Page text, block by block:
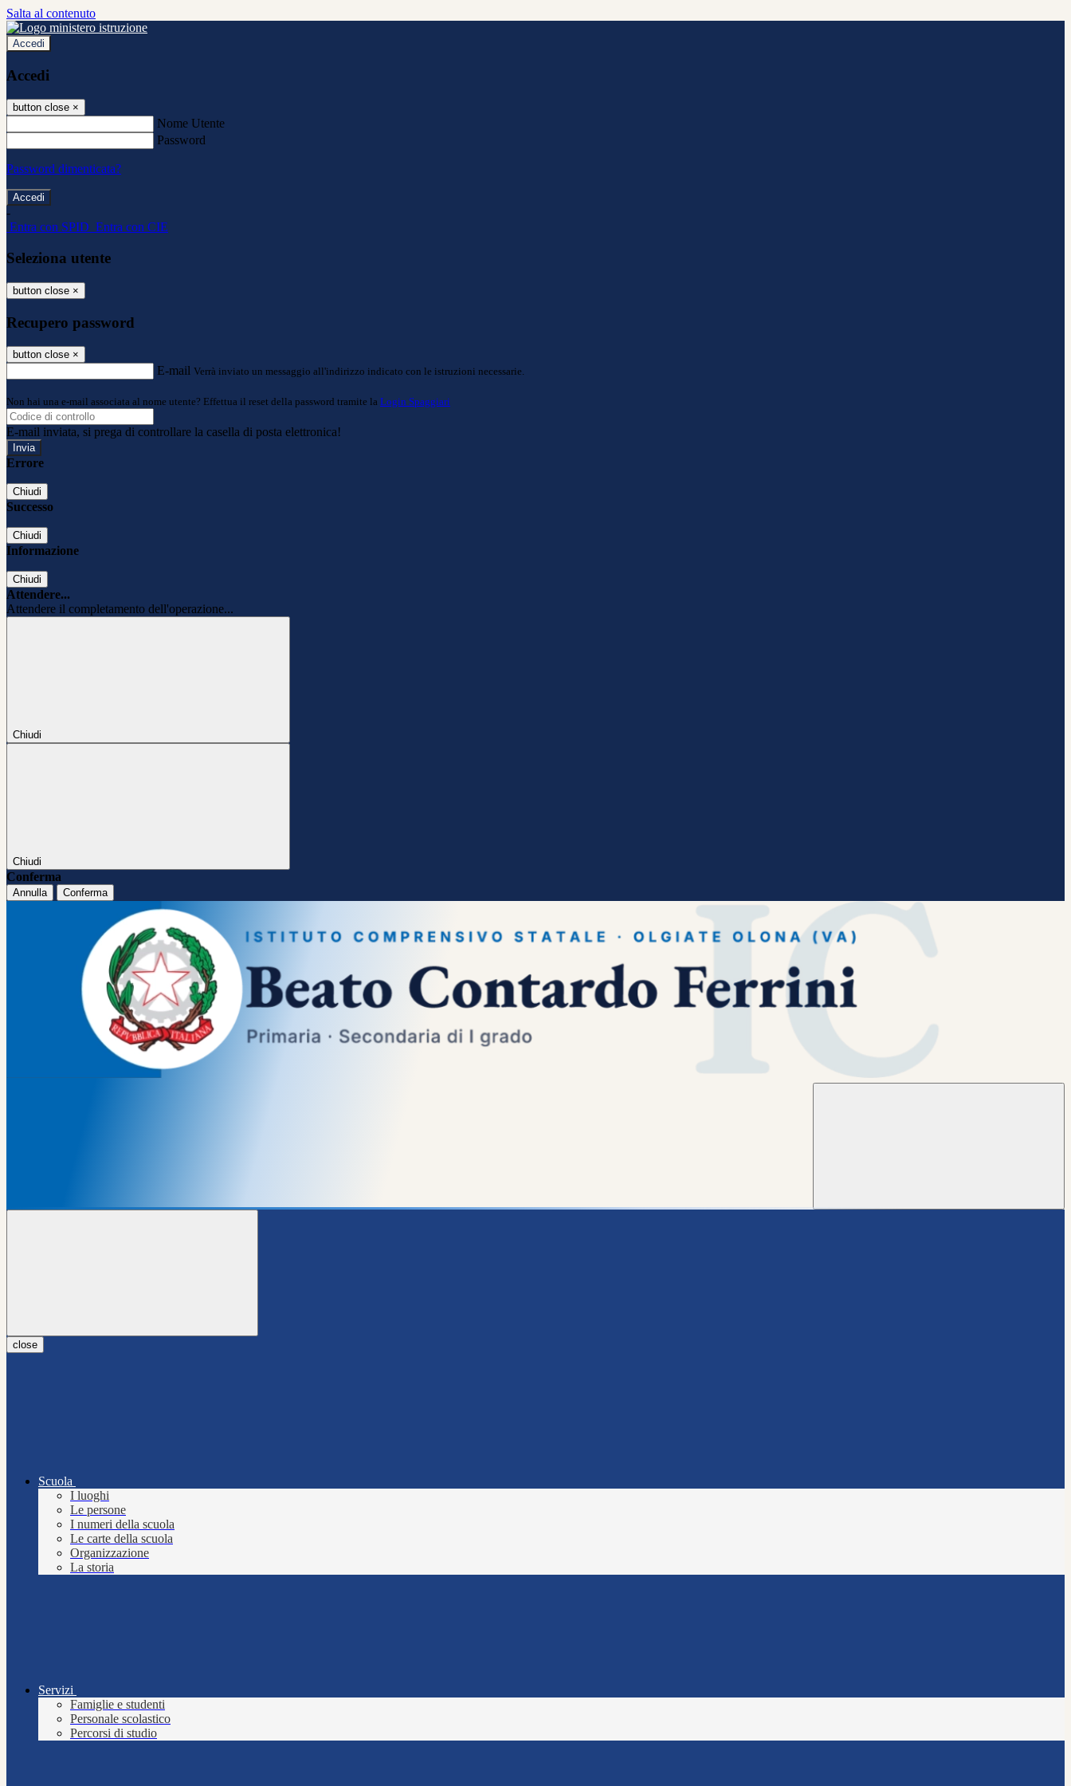
Salta al contenuto
Accedi
Accedi
button close ×
Nome Utente
Password
Password dimenticata?
-
Entra con SPID Entra con CIE
Seleziona utente
button close ×
Recupero password
button close ×
E-mail Verrà inviato un messaggio all'indirizzo indicato con le istruzioni necessarie.
Non hai una e-mail associata al nome utente? Effettua il reset della password tramite la Login Spaggiari
E-mail inviata, si prega di controllare la casella di posta elettronica!
Errore
Chiudi
Successo
Chiudi
Informazione
Chiudi
Attendere...
Attendere il completamento dell'operazione...
Chiudi
Chiudi
Conferma
Annulla Conferma
close
Scuola
I luoghi
Le persone
I numeri della scuola
Le carte della scuola
Organizzazione
La storia
Servizi
Famiglie e studenti
Personale scolastico
Percorsi di studio